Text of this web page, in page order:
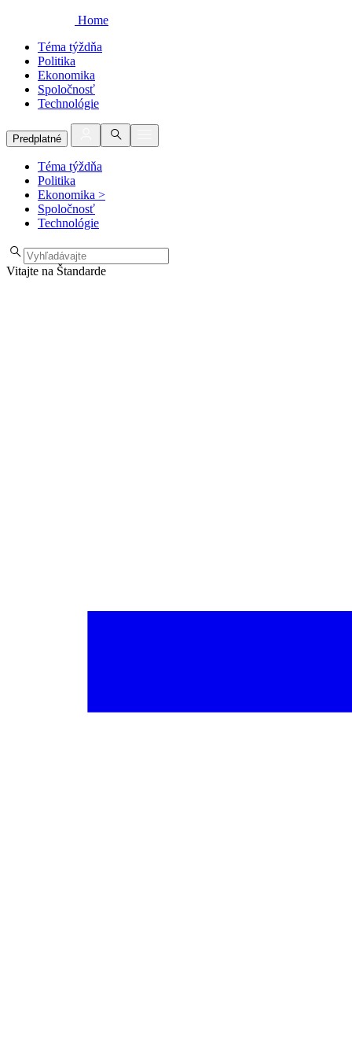
Home
Téma týždňa
Politika
Ekonomika
Spoločnosť
Technológie
Predplatné
Téma týždňa
Politika
Ekonomika >
Spoločnosť
Technológie
Vitajte na Štandarde